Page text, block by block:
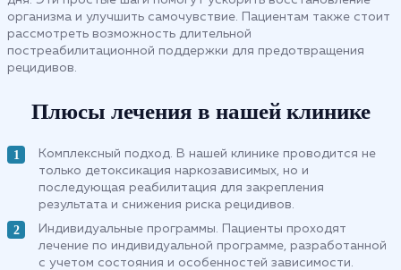
организма и улучшить самочувствие. Пациентам также стоит
рассмотреть возможность длительной
постреабилитационной поддержки для предотвращения
рецидивов.
Плюсы лечения в нашей клинике
Комплексный подход. В нашей клинике проводится не
только детоксикация наркозависимых, но и
последующая реабилитация для закрепления
результата и снижения риска рецидивов.
Индивидуальные программы. Пациенты проходят
лечение по индивидуальной программе, разработанной
с учетом состояния и особенностей зависимости.